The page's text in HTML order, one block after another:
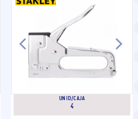
UNID/CAJA
4